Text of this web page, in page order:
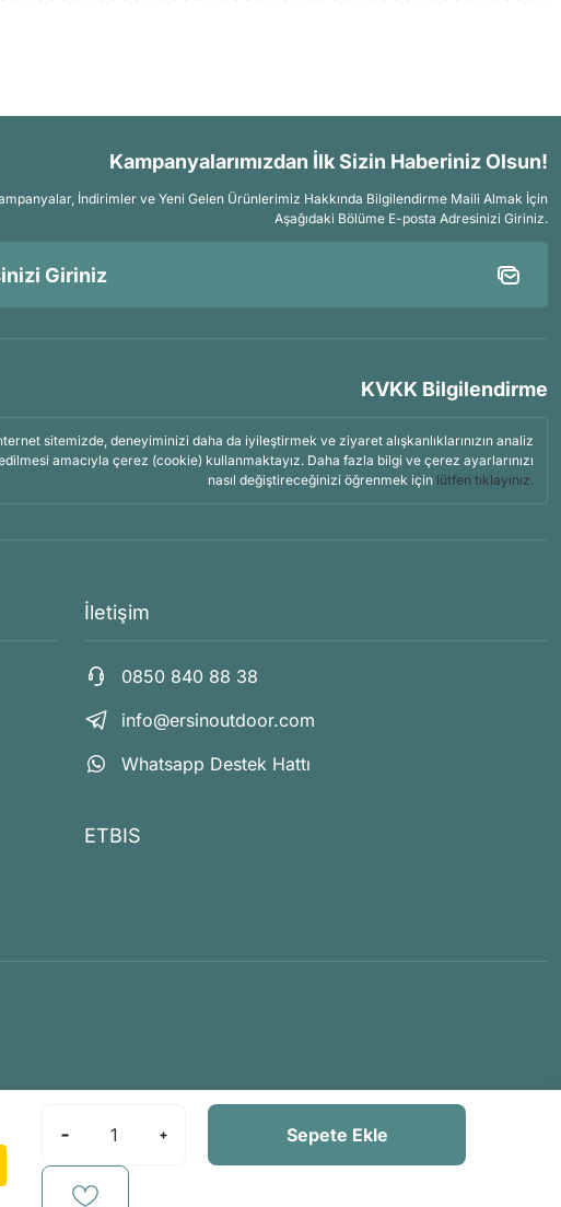
Sepete Ekle
Kampanyalarımızdan İlk Sizin Haberiniz Olsun!
İndirimler ve Yeni Gelen Ürünlerimiz Hakkında Bilgilendirme Maili Almak İçin
Aşağıdaki Bölüme E-posta Adresinizi Giriniz.
KVKK Bilgilendirme
sitemizde, deneyiminizi daha da iyileştirmek ve ziyaret alışkanlıklarınızın analiz
amacıyla çerez (cookie) kullanmaktayız. Daha fazla bilgi ve çerez ayarlarınızı
nasıl değiştireceğinizi öğrenmek için lütfen tıklayınız.
İletişim
0850 840 88 38
info@ersinoutdoor.com
Whatsapp Destek Hattı
ETBIS